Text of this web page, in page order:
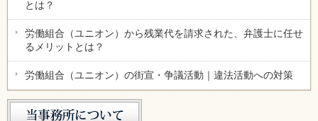
とは？
労働組合（ユニオン）から残業代を請求された、弁護士に任せ
るメリットとは？
労働組合（ユニオン）の街宣・争議活動｜違法活動への対策